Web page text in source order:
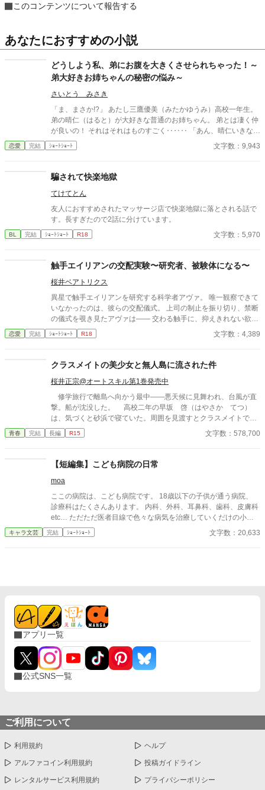
このコンテンツについて報告する
あなたにおすすめの小説
どうしよう私、弟にお腹を大きくさせられちゃった！～
弟大好きお姉ちゃんの秘密の悩み～
さいとう みさき
「ま、まさか!?」 あたし三鷹優美（みたかゆうみ）高校一年生。
弟の晴仁（はると）が大好きな普通のお姉ちゃん。 弟とは凄く仲
が良いの！ それはそれはものすごく‥‥‥ 「あん、晴仁いきなり
そんなのお口に入らないよぉ～♡」 そんな関係のあたしたち。 で
もある日トイレであたしはアレが来そうなのになかなか来ないの
恋愛 完結 ｼｮｰﾄｼｮｰﾄ 文字数：9,943
騙されて快楽地獄
てけてとん
友人におすすめされたマッサージ店で快楽地獄に落とされる話で
す。長すぎたので2話に分けています。
BL 完結 ｼｮｰﾄｼｮｰﾄ R18 文字数：5,970
触手エイリアンの交配実験〜研究者、被験体になる〜
桜井ベアトリクス
異星で触手エイリアンを研究する科学者アヴァ。 唯一観察できて
いなかったのは、彼らの交配儀式。 上司の制止を振り切り、禁断
の儀式を覗き見たアヴァは―― 交わる触手に、抑えきれない欲望
を覚える。 「私も……私も交配したい」 太く長い触手が、体の奥
深くまで侵入してくる。 研究者が、快楽の実験体になる夜。
恋愛 完結 ｼｮｰﾄｼｮｰﾄ R18 文字数：4,389
クラスメイトの美少女と無人島に流された件
桜井正宗@オートスキル第1巻発売中
修学旅行で離島へ向かう最中――悪天候に見舞われ、台風が直
撃。船が沈没した。 高校二年の早坂 啓（はやさか てつ）
は、気づくと砂浜で寝ていた。周囲を見渡すとクラスメイトで美
少女の天音 愛（あまね まな）が隣に倒れていた。 どうや
ら、漂流して流されていたようだった。 帰ろうにも島は『無人
無人島サバイバルをしていくのだが……クラスの女子が次々に見
いに発展！？
青春 完結 長編 R15 文字数：578,700
【短編集】こども病院の日常
moa
ここの病院は、こども病院です。 18歳以下の子供が通う病院、
診療科はたくさんあります。 内科、外科、耳鼻科、歯科、皮膚科
etc… ただただ医者目線で色々な病気を治療していくだけの小説
です。 恋愛要素などは一切ありません。 密着病院24時！的な感
じです。 人物像などは表記していない為、読者様のご想像にお任
キャラ文芸 完結 ｼｮｰﾄｼｮｰﾄ 文字数：20,633
アプリ一覧
公式SNS一覧
ご利用について
利用規約 ヘルプ
アルファコイン利用規約 投稿ガイドライン
レンタルサービス利用規約 プライバシーポリシー